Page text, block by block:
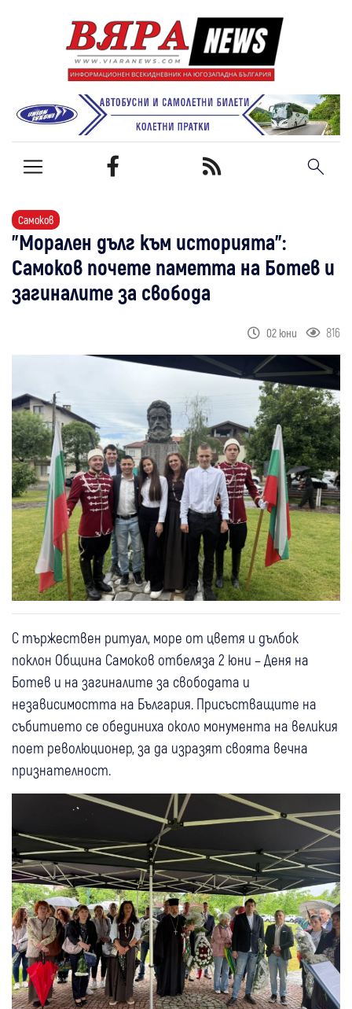
Самоков
"Морален дълг към историята":
Самоков почете паметта на Ботев и
загиналите за свобода
02 юни 816
С тържествен ритуал, море от цветя и дълбок
поклон Община Самоков отбеляза 2 юни – Деня на
Ботев и на загиналите за свободата и
независимостта на България. Присъстващите на
събитието се обединиха около монумента на великия
поет революционер, за да изразят своята вечна
признателност.